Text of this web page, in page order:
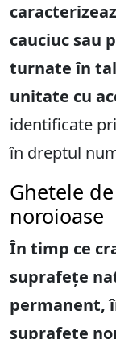
cauciuc sau
turnate în
unitate cu
identificate
în dreptul
Ghetele
noroioase
În timp ce
suprafețe
permanent,
suprafețe